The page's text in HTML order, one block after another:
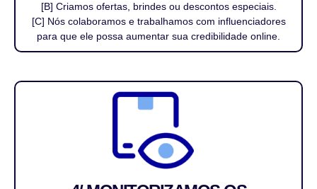
[B] Criamos ofertas, brindes ou descontos especiais.
[C] Nós colaboramos e trabalhamos com influenciadores
para que ele possa aumentar sua credibilidade online.